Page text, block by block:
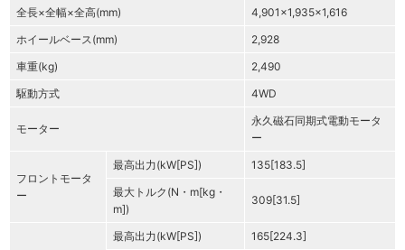
全長×全幅×全高(mm)
4,901×1,935×1,616
ホイールベース(mm)
2,928
車重(kg)
2,490
駆動方式
4WD
モーター
永久磁石同期式電動モータ
ー
フロントモータ
ー
最高出力(kW[PS])
135[183.5]
最大トルク(N・m[kg・
m])
309[31.5]
最高出力(kW[PS])
165[224.3]